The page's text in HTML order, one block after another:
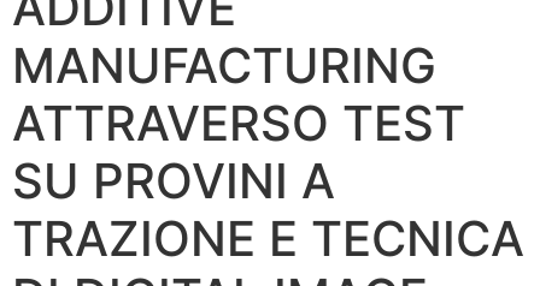
MANUFACTURING
ATTRAVERSO TEST
SU PROVINI A
TRAZIONE E TECNICA